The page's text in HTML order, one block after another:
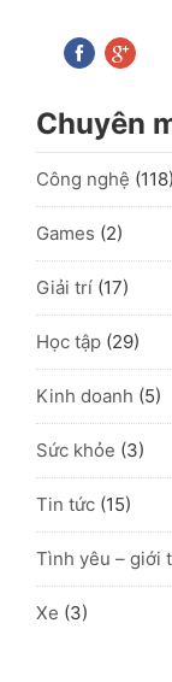
Chuyên
Công nghệ (118)
Games (2)
Giải trí (17)
Học tập (29)
Kinh doanh (5)
Sức khỏe (3)
Tin tức (15)
Tình yêu – giới
Xe (3)